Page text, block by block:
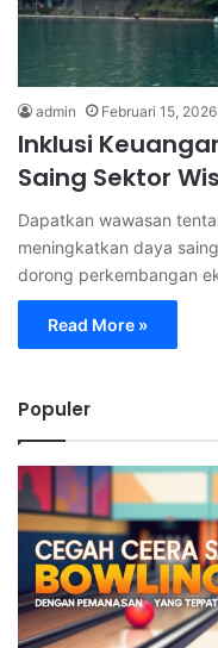
admin Februari 15, 2026
Inklusi
Saing Sektor
Dapatkan wawasan
meningkatkan daya
dorong perkembangan
Read More »
Populer